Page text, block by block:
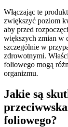
Włączając te
zwiększyć poziom
aby przed
większych zmian w
szczególnie w
zdrowotnymi.
foliowego mogą
organizmu.
Jakie są
foliowego?